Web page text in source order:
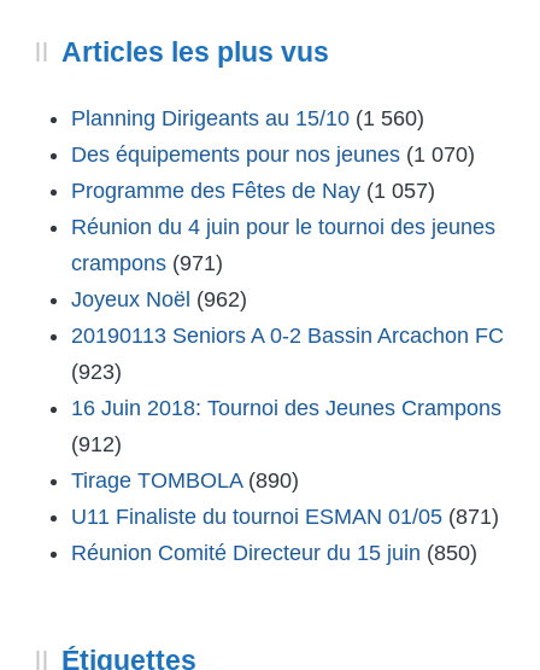
Articles les plus vus
Planning Dirigeants au 15/10 (1 560)
Des équipements pour nos jeunes (1 070)
Programme des Fêtes de Nay (1 057)
Réunion du 4 juin pour le tournoi des jeunes
crampons (971)
Joyeux Noël (962)
20190113 Seniors A 0-2 Bassin Arcachon FC
(923)
16 Juin 2018: Tournoi des Jeunes Crampons
(912)
Tirage TOMBOLA (890)
U11 Finaliste du tournoi ESMAN 01/05 (871)
Réunion Comité Directeur du 15 juin (850)
Étiquettes